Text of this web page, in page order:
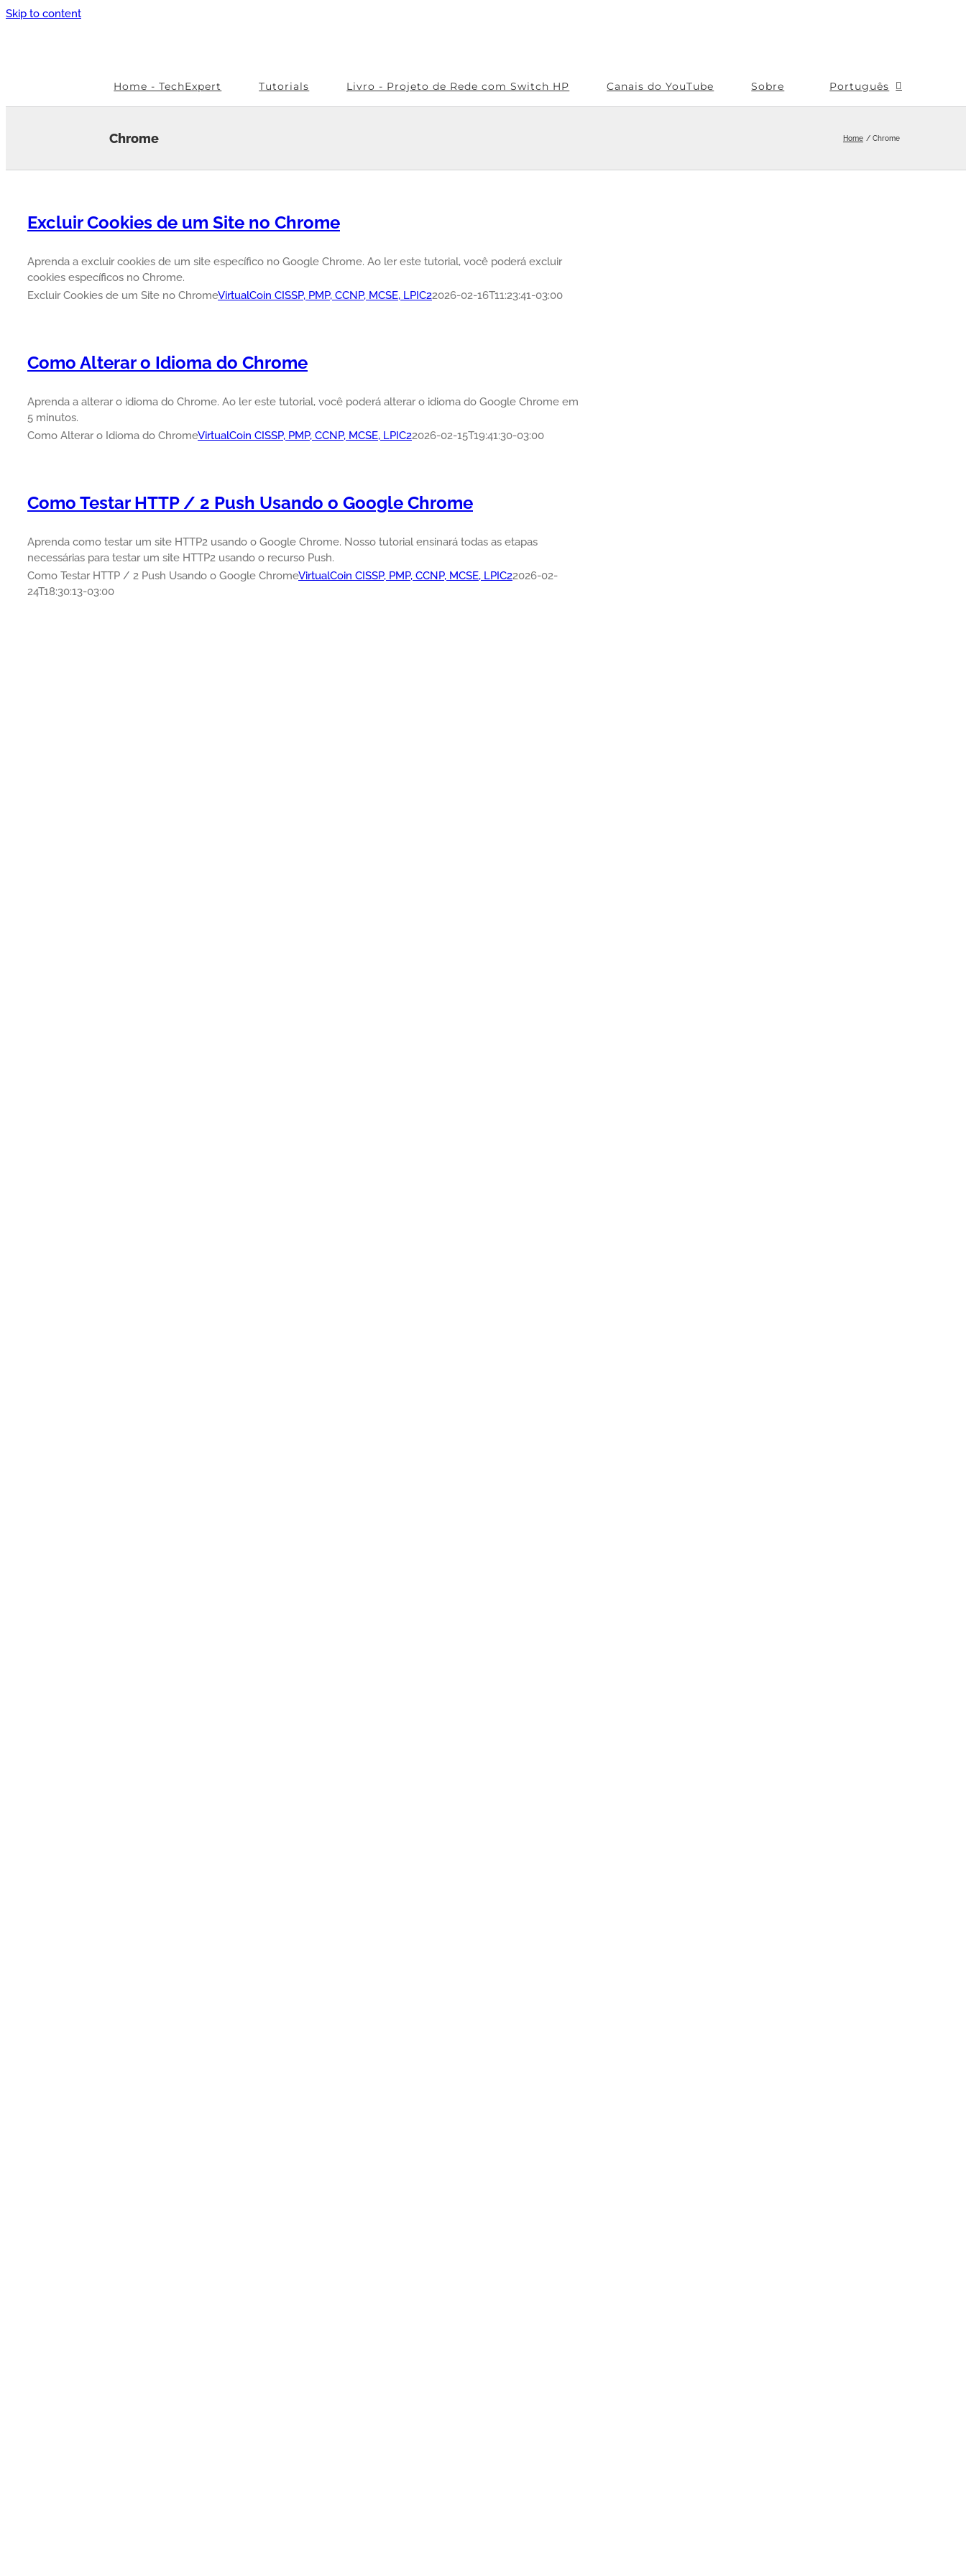
Skip to content
Home - TechExpert Tutorials Livro - Projeto de Rede com Switch HP Canais do YouTube Sobre Português
Chrome Home Chrome
Excluir Cookies de um Site no Chrome
Aprenda a excluir cookies de um site específico no Google Chrome. Ao ler este tutorial, você poderá excluir
cookies específicos no Chrome.
Excluir Cookies de um Site no ChromeVirtualCoin CISSP, PMP, CCNP, MCSE, LPIC22026-02-16T11:23:41-03:00
Como Alterar o Idioma do Chrome
Aprenda a alterar o idioma do Chrome. Ao ler este tutorial, você poderá alterar o idioma do Google Chrome em
5 minutos.
Como Alterar o Idioma do ChromeVirtualCoin CISSP, PMP, CCNP, MCSE, LPIC22026-02-15T19:41:30-03:00
Como Testar HTTP / 2 Push Usando o Google Chrome
Aprenda como testar um site HTTP2 usando o Google Chrome. Nosso tutorial ensinará todas as etapas
necessárias para testar um site HTTP2 usando o recurso Push.
Como Testar HTTP / 2 Push Usando o Google ChromeVirtualCoin CISSP, PMP, CCNP, MCSE, LPIC22026-02-
24T18:30:13-03:00